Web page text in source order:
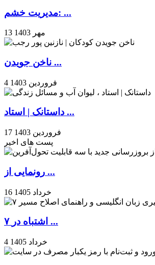
مدیریت خشم: ...
13 مهر 1403
ناخن جویدن ...
4 فروردین 1403
داستانک | استاد ...
17 فروردین 1403
پست های اخیر
رونمایی از ...
16 خرداد 1405
۷ اشتباه در ...
4 خرداد 1405